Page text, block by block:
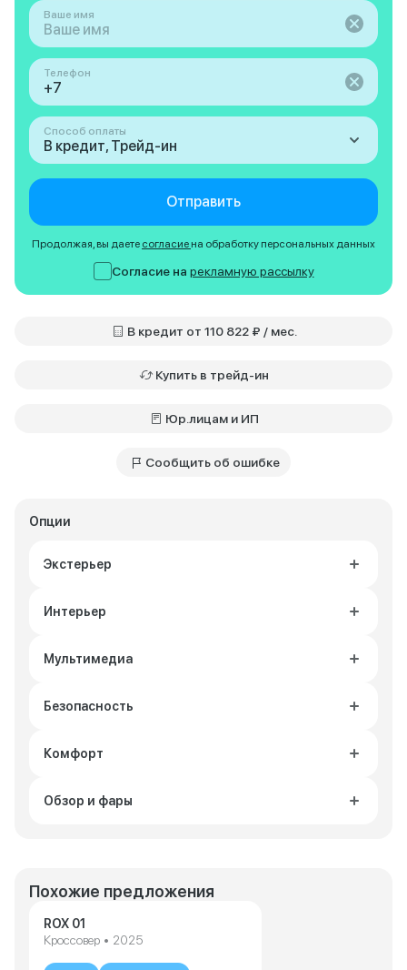
Опции
Экстерьер
Интерьер
Мультимедиа
Безопасность
Комфорт
Обзор и фары
Ваше имя
Телефон
Способ оплаты
В кредит, Трейд-ин
Отправить
Продолжая, вы даете согласие на обработку персональных данных
Согласие на рекламную рассылку
В кредит от 110 822 ₽ / мес.
Купить в трейд-ин
Юр.лицам и ИП
Сообщить об ошибке
Похожие предложения
ROX 01
Кроссовер • 2025